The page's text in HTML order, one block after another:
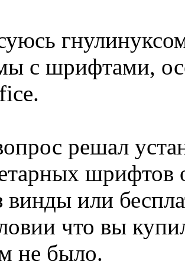
с шрифтами,
решал
шрифтов
винды или
что вы
не было.